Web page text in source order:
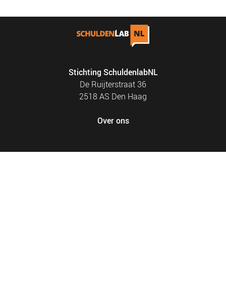
Stichting SchuldenlabNL
De Ruijterstraat 36
2518 AS Den Haag
Over ons